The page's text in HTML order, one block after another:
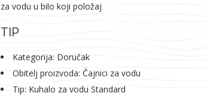
za vodu u bilo koji položaj
TIP
Kategorija: Doručak
Obitelj proizvoda: Čajnici za vodu
Tip: Kuhalo za vodu Standard